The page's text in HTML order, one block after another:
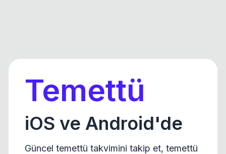
Temettü
iOS ve Android'de
Güncel temettü takvimini takip et, temettü